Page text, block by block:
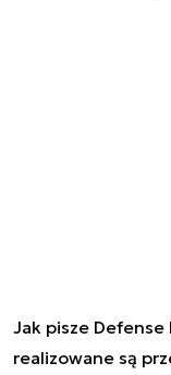
Jak pisze Defense
realizowane są